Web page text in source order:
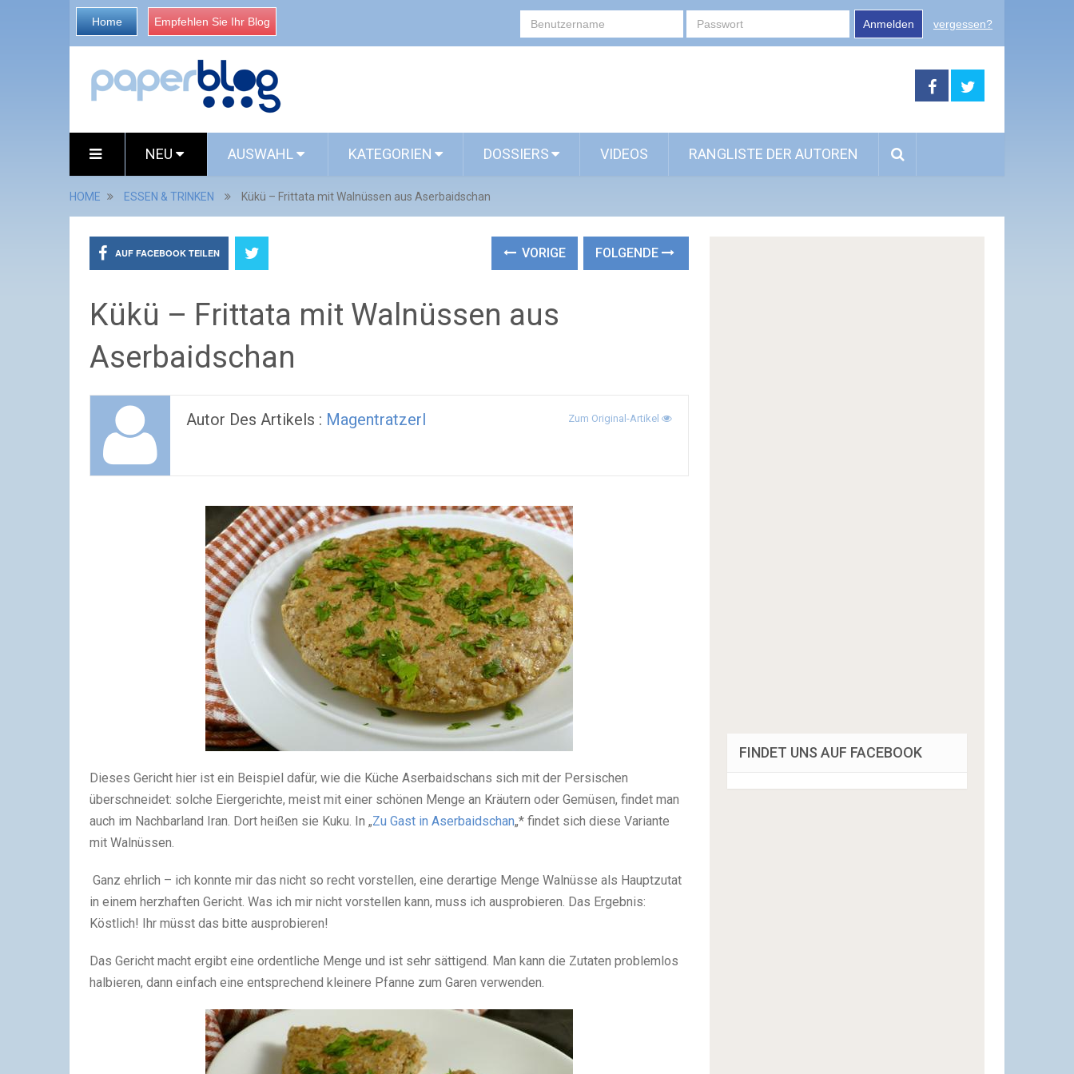
Home Empfehlen Sie Ihr Blog Anmelden vergessen?
NEU AUSWAHL KATEGORIEN DOSSIERS VIDEOS RANGLISTE DER AUTOREN
HOME ESSEN & TRINKEN Kükü – Frittata mit Walnüssen aus Aserbaidschan
AUF FACEBOOK TEILEN VORIGE FOLGENDE
Kükü – Frittata mit Walnüssen aus
Aserbaidschan
Autor Des Artikels : Magentratzerl Zum Original-Artikel
Dieses Gericht hier ist ein Beispiel dafür, wie die Küche Aserbaidschans sich mit der Persischen
überschneidet: solche Eiergerichte, meist mit einer schönen Menge an Kräutern oder Gemüsen, findet man
auch im Nachbarland Iran. Dort heißen sie Kuku. In „Zu Gast in Aserbaidschan„* findet sich diese Variante
mit Walnüssen.
Ganz ehrlich – ich konnte mir das nicht so recht vorstellen, eine derartige Menge Walnüsse als Hauptzutat
in einem herzhaften Gericht. Was ich mir nicht vorstellen kann, muss ich ausprobieren. Das Ergebnis:
Köstlich! Ihr müsst das bitte ausprobieren!
Das Gericht macht ergibt eine ordentliche Menge und ist sehr sättigend. Man kann die Zutaten problemlos
halbieren, dann einfach eine entsprechend kleinere Pfanne zum Garen verwenden.
FINDET UNS AUF FACEBOOK